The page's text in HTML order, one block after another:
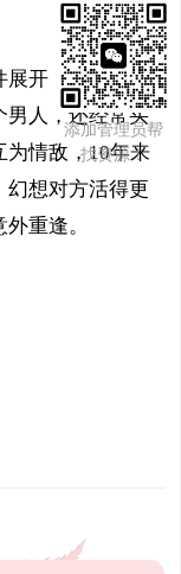
展开，同月同日
男人，还经常买
为情敌，10年来
幻想对方活得更
重逢。
添加管理员帮
找资源！